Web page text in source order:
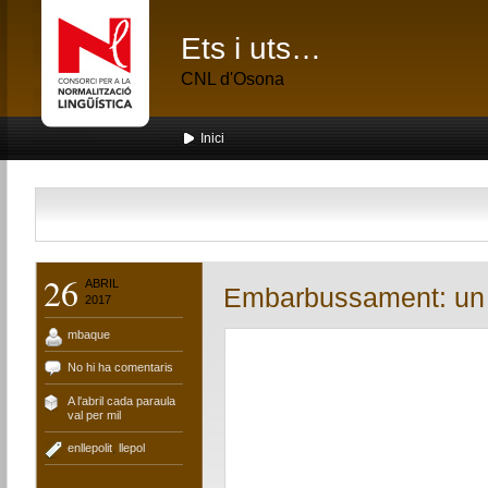
Ets i uts…
CNL d'Osona
Inici
26
ABRIL
2017
mbaque
No hi ha comentaris
A l'abril cada paraula
val per mil
enllepolit ,llepol
Embarbussament: